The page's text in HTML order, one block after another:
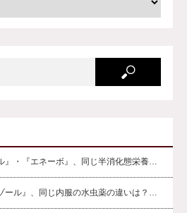
』・『エネーボ』、同じ半消化態栄養…
ール』、同じ内服の水虫薬の違いは？…